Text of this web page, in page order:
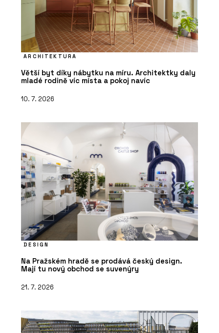
ARCHITEKTURA
Větší byt díky nábytku na míru. Architektky daly
mladé rodině víc místa a pokoj navíc
10. 7. 2026
DESIGN
Na Pražském hradě se prodává český design.
Mají tu nový obchod se suvenýry
21. 7. 2026